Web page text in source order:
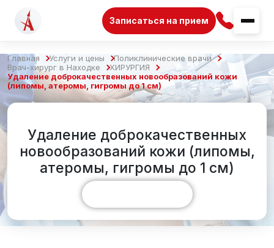
Записаться на прием
Главная Услуги и цены
Поликлинические врачи
Врач-хирург в Находке
ХИРУРГИЯ
Удаление доброкачественных новообразований кожи
(липомы, атеромы, гигромы до 1 см)
Удаление доброкачественных
новообразований кожи (липомы,
атеромы, гигромы до 1 см)